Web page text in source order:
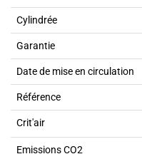
Cylindrée
Garantie
Date de mise en circulation
Référence
Crit'air
Emissions CO2